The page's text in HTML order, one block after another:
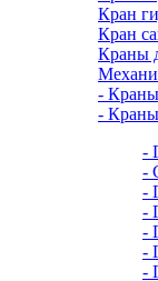
Кран
Кран
Краны
- Краны
- Краны
-
-
-
-
-
-
-